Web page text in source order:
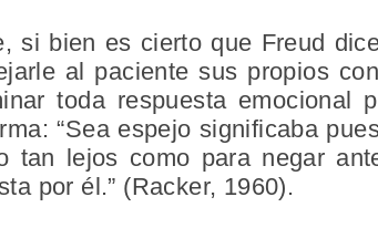
si bien es cierto que Freud
al paciente sus propios
toda respuesta emocional
“Sea espejo significaba
lejos como para negar
por él.” (Racker, 1960).